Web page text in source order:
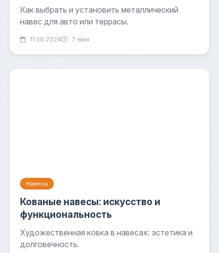
Как выбрать и установить металлический
навес для авто или террасы.
11.06.2024 7 мин
Навесы
Кованые навесы: искусство и
функциональность
Художественная ковка в навесах: эстетика и
долговечность.